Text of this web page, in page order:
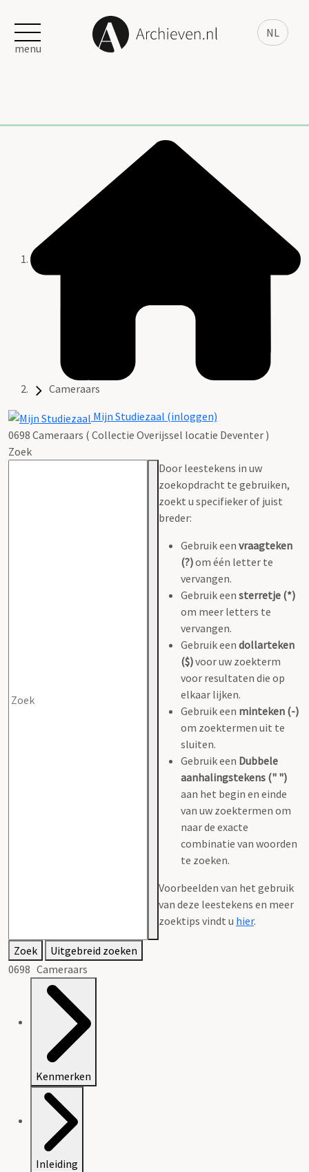
NL
menu
Cameraars
Mijn Studiezaal (inloggen)
0698 Cameraars ( Collectie Overijssel locatie Deventer )
Zoek
Door leestekens in uw
zoekopdracht te gebruiken,
zoekt u specifieker of juist
breder:
Gebruik een vraagteken
(?)om één letter te
vervangen.
Gebruik een sterretje (*)
om meer letters te
vervangen.
Gebruik een dollarteken
($)voor uw zoekterm
voor resultaten die op
elkaar lijken.
Gebruik een minteken (-)
om zoektermen uit te
sluiten.
Gebruik een Dubbele
aanhalingstekens (" ")
aan het begin en einde
van uw zoektermen om
naar de exacte
combinatie van woorden
te zoeken.
Voorbeelden van het gebruik
van deze leestekens en meer
zoektips vindt u hier.
Zoek
Uitgebreid zoeken
0698 Cameraars
Kenmerken
Inleiding